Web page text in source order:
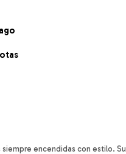
encendidas con estilo. Su